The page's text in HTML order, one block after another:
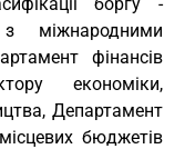
з міжнародними
фінансів
економіки,
Департамент
бюджетів